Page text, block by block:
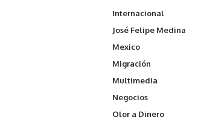
Internacional
José Felipe Medina
Mexico
Migración
Multimedia
Negocios
Olor a Dinero